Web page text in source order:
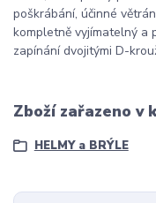
poškrábání, účinné
kompletně vyjímatelný a
zapínání dvojitými D-
Zboží zařazeno v
HELMY a BRÝLE